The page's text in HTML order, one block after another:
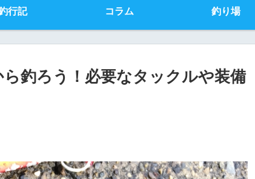
行記 コラム 釣り場
釣ろう！必要なタックルや装備